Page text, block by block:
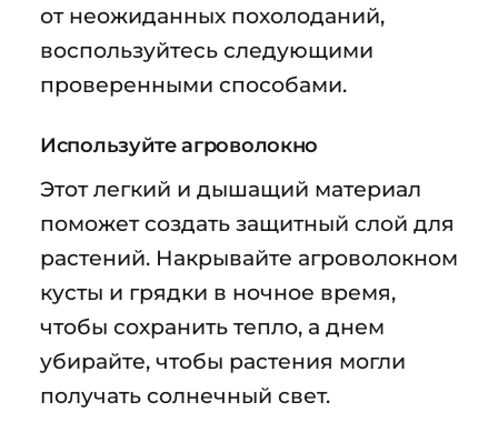
от неожиданных похолоданий,
воспользуйтесь следующими
проверенными способами.
Используйте агроволокно
Этот легкий и дышащий материал
поможет создать защитный слой для
растений. Накрывайте агроволокном
кусты и грядки в ночное время,
чтобы сохранить тепло, а днем
убирайте, чтобы растения могли
получать солнечный свет.